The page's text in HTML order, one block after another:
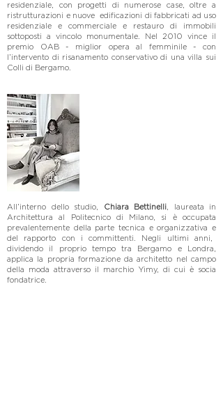
residenziale, con progetti di numerose case, oltre a
ristrutturazioni e nuove edificazioni di fabbricati ad uso
residenziale e commerciale e restauro di immobili
sottoposti a vincolo monumentale. Nel 2010 vince il
premio OAB - miglior opera al femminile - con
l’intervento di risanamento conservativo di una villa sui
Colli di Bergamo.
All’interno dello studio, Chiara Bettinelli , laureata in
Architettura al Politecnico di Milano, si è occupata
prevalentemente della parte tecnica e organizzativa e
del rapporto con i committenti. Negli ultimi anni,
dividendo il proprio tempo tra Bergamo e Londra,
applica la propria formazione da architetto nel campo
della moda attraverso il marchio Yimy, di cui è socia
fondatrice.